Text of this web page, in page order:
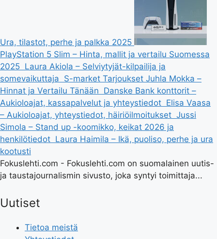
Ura, tilastot, perhe ja palkka 2025
PlayStation 5 Slim – Hinta, mallit ja vertailu Suomessa
2025 Laura Akiola – Selviytyjät-kilpailija ja
somevaikuttaja S-market Tarjoukset Juhla Mokka –
Hinnat ja Vertailu Tänään Danske Bank konttorit –
Aukioloajat, kassapalvelut ja yhteystiedot Elisa Vaasa
– Aukioloajat, yhteystiedot, häiriöilmoitukset Jussi
Simola – Stand up -koomikko, keikat 2026 ja
henkilötiedot Laura Haimila – Ikä, puoliso, perhe ja ura
kootusti
Fokuslehti.com - Fokuslehti.com on suomalainen uutis-
ja taustajournalismin sivusto, joka syntyi toimittaja...
Uutiset
Tietoa meistä